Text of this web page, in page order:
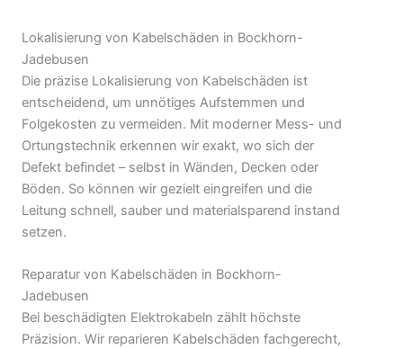
Lokalisierung von Kabelschäden in Bockhorn-
Jadebusen
Die präzise Lokalisierung von Kabelschäden ist
entscheidend, um unnötiges Aufstemmen und
Folgekosten zu vermeiden. Mit moderner Mess- und
Ortungstechnik erkennen wir exakt, wo sich der
Defekt befindet – selbst in Wänden, Decken oder
Böden. So können wir gezielt eingreifen und die
Leitung schnell, sauber und materialsparend instand
setzen.
Reparatur von Kabelschäden in Bockhorn-
Jadebusen
Bei beschädigten Elektrokabeln zählt höchste
Präzision. Wir reparieren Kabelschäden fachgerecht,